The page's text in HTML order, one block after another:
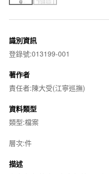
識別資訊
登錄號:013199-001
著作者
責任者:陳大受(江寧巡撫)
資料類型
類型:檔案
層次:件
描述